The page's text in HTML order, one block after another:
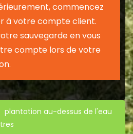
commencez
à votre compte client.
sauvegarde en vous
compte lors de votre
plantation au-dessus de l'eau